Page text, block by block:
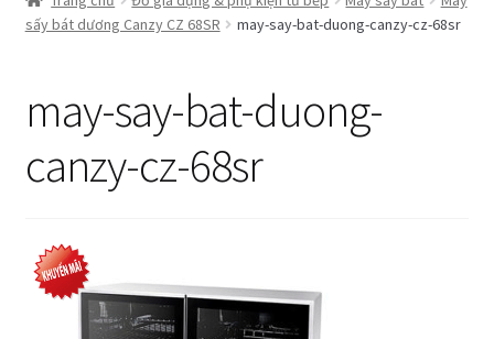
Cửa hàng
Giỏ hàng
Tài khoản của tôi
Trang Mẫu
sấy bát dương Canzy CZ 68SR
may-say-bat-duong-canzy-cz-68sr
may-say-bat-duong-
canzy-cz-68sr